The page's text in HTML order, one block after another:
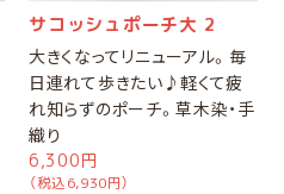
サコッシュポーチ大 2
大きくなってリニューアル。毎
日連れて歩きたい♪軽くて疲
れ知らずのポーチ。草木染・手
織り
6,300円
（税込6,930円）